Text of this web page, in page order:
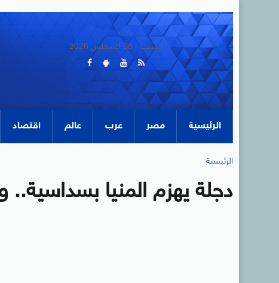
السبت - 08 أغسطس 2026
الرئيسية مصر عرب عالم اقتصاد
الرئيسية
دجلة يهزم المنيا